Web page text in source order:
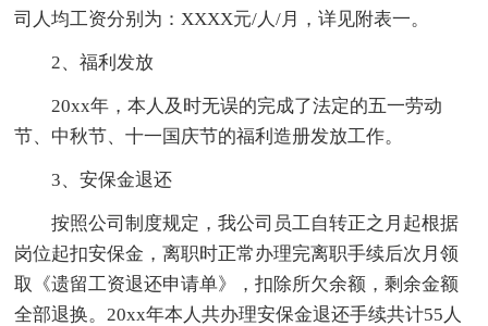
司人均工资分别为：XXXX元/人/月，详见附表一。
2、福利发放
20xx年，本人及时无误的完成了法定的五一劳动
节、中秋节、十一国庆节的福利造册发放工作。
3、安保金退还
按照公司制度规定，我公司员工自转正之月起根据
岗位起扣安保金，离职时正常办理完离职手续后次月领
取《遗留工资退还申请单》，扣除所欠余额，剩余金额
全部退换。20xx年本人共办理安保金退还手续共计55人